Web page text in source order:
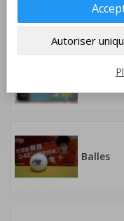
SOUS-CATÉGORIES
Des
- % de...
Balles
Autoriser